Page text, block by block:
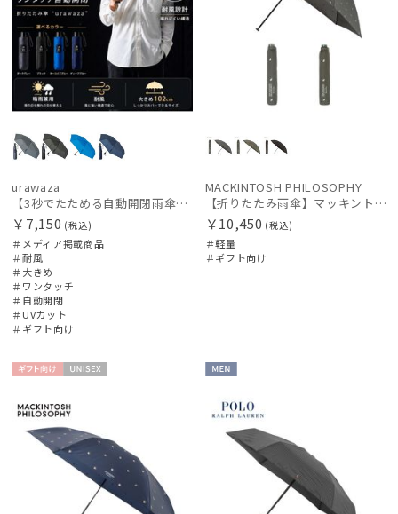
urawaza
【3秒でたためる自動開閉雨傘】urawaza 無双（ウラワザ）Auto58 ワンタッチ開閉 大きめ 耐風
￥7,150 (税込)
＃メディア掲載商品
＃耐風
＃大きめ
＃ワンタッチ
＃自動開閉
＃UVカット
＃ギフト向け
MACKINTOSH PHILOSOPHY
【折りたたみ雨傘】マッキントッシュ フィロソフィー（MACKINTOSH PHILOSOPHY）バーブレラ ランニングテリア
￥10,450 (税込)
＃軽量
＃ギフト向け
向け
X